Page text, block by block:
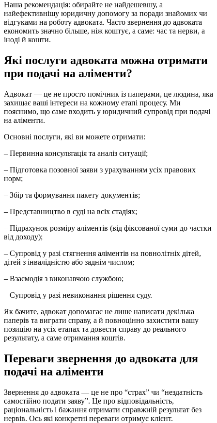
Наша рекомендація: обирайте не найдешевшу, а
найефективнішу юридичну допомогу за поради знайомих чи
відгуками на роботу адвоката. Часто звернення до адвоката
економить значно більше, ніж коштує, а саме: час та нерви, а
іноді й кошти.
Які послуги адвоката можна отримати
при подачі на аліменти?
Адвокат — це не просто помічник із паперами, це людина, яка
захищає ваші інтереси на кожному етапі процесу. Ми
пояснимо, що саме входить у юридичний супровід при подачі
на аліменти.
Основні послуги, які ви можете отримати:
– Первинна консультація та аналіз ситуації;
– Підготовка позовної заяви з урахуванням усіх правових
норм;
– Збір та формування пакету документів;
– Представництво в суді на всіх стадіях;
– Підрахунок розміру аліментів (від фіксованої суми до частки
від доходу);
– Супровід у разі стягнення аліментів на повнолітніх дітей,
дітей з інвалідністю або заднім числом;
– Взаємодія з виконавчою службою;
– Супровід у разі невиконання рішення суду.
Як бачите, адвокат допомагає не лише написати декілька
паперів та виграти справу, а й повноцінно захистити вашу
позицію на усіх етапах та довести справу до реального
результату, а саме отримання коштів.
Переваги звернення до адвоката для
подачі на аліменти
Звернення до адвоката — це не про “страх” чи “нездатність
самостійно подати заяву”. Це про відповідальність,
раціональність і бажання отримати справжній результат без
нервів. Ось які конкретні переваги отримує клієнт.